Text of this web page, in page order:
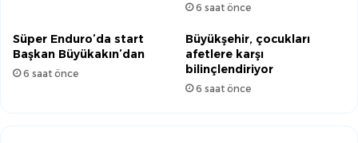
6 saat önce
Süper Enduro’da start
Başkan Büyükakın’dan
6 saat önce
Büyükşehir, çocukları
afetlere karşı
bilinçlendiriyor
6 saat önce